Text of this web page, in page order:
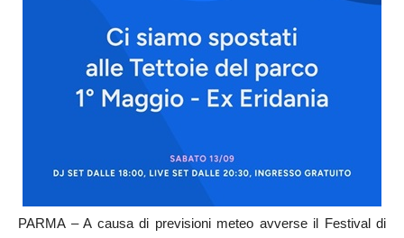
PARMA – A causa di previsioni meteo avverse il Festival di